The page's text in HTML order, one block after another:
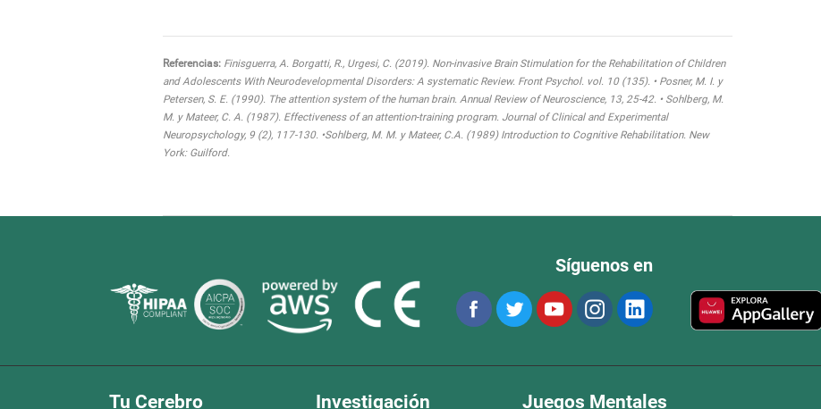
Referencias: Finisguerra, A. Borgatti, R., Urgesi, C. (2019). Non-invasive Brain Stimulation for the Rehabilitation of Children
and Adolescents With Neurodevelopmental Disorders: A systematic Review. Front Psychol. vol. 10 (135). • Posner, M. I. y
Petersen, S. E. (1990). The attention system of the human brain. Annual Review of Neuroscience, 13, 25-42. • Sohlberg, M.
M. y Mateer, C. A. (1987). Effectiveness of an attention-training program. Journal of Clinical and Experimental
Neuropsychology, 9 (2), 117-130. •Sohlberg, M. M. y Mateer, C.A. (1989) Introduction to Cognitive Rehabilitation. New
York: Guilford.
Síguenos en
Tu Cerebro Investigación Juegos Mentales